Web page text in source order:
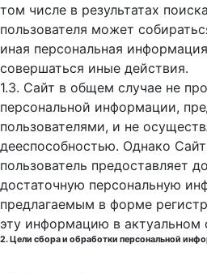
том числе в результатах
пользователя может
иная персональная
совершаться иные действия.
1.3. Сайт в общем случае не
персональной информации,
пользователями, и не
дееспособностью. Однако
пользователь предоставляет
достаточную персональную
предлагаемым в форме
эту информацию в актуальном
2. Цели сбора и обработки персональной